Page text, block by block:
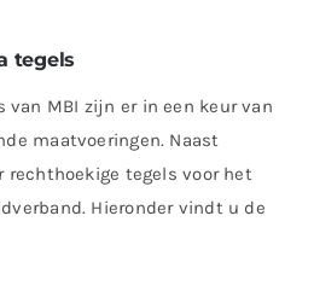
tegels
van MBI zijn er in een keur van
maatvoeringen. Naast
tegels voor het
Hieronder vindt u de